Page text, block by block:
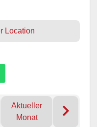
Location
Aktueller
Monat